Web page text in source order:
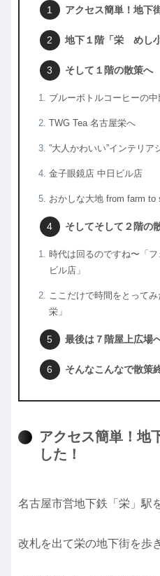
アクセス簡単！地下
地下１階「栄 めし
そして１階の散策へ
ブルーボトルコーヒーの
TWG Tea 名古屋栄へ
”大人かわいい”インテリア
金子眼鏡店 中日ビル店
おかしな大地 from farm to
そしてそして２階の
時代は回るのですね〜「
ビル店」
ここだけで時間をとって
栄」
最後は７階屋上広場
そんなこんなで散策
アクセス簡単！地
した！
名古屋市営地下鉄「栄」駅
改札を出て栄の地下街を歩